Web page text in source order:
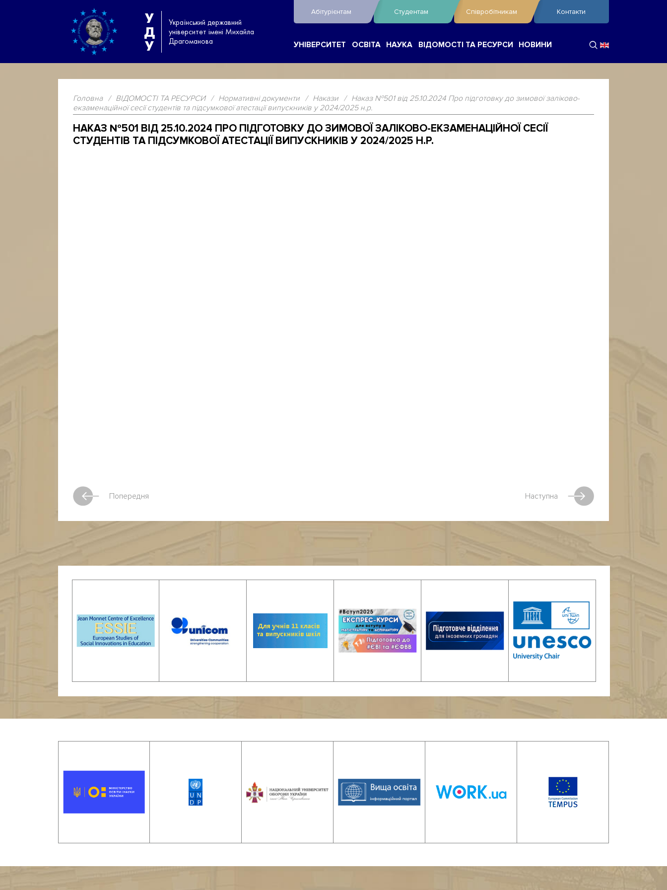
У
Д
У
Український державний
університет імені Михайла
Драгоманова
Абітурієнтам Студентам Співробітникам Контакти
УНІВЕРСИТЕТ ОСВІТА НАУКА ВІДОМОСТІ ТА РЕСУРСИ НОВИНИ
Головна / ВІДОМОСТІ ТА РЕСУРСИ / Нормативні документи / Накази / Наказ №501 від 25.10.2024 Про підготовку до зимової заліково-
екзаменаційної сесії студентів та підсумкової атестації випускників у 2024/2025 н.р.
НАКАЗ №501 ВІД 25.10.2024 ПРО ПІДГОТОВКУ ДО ЗИМОВОЇ ЗАЛІКОВО-ЕКЗАМЕНАЦІЙНОЇ СЕСІЇ
СТУДЕНТІВ ТА ПІДСУМКОВОЇ АТЕСТАЦІЇ ВИПУСКНИКІВ У 2024/2025 Н.Р.
Попередня Наступна